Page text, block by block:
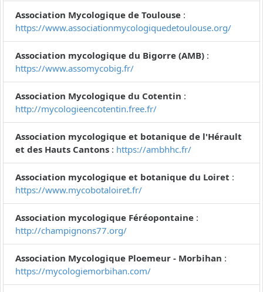
Association Mycologique de Toulouse :
https://www.associationmycologiquedetoulouse.org/
Association mycologique du Bigorre (AMB) :
https://www.assomycobig.fr/
Association Mycologique du Cotentin :
http://mycologieencotentin.free.fr/
Association mycologique et botanique de l'Hérault
et des Hauts Cantons : https://ambhhc.fr/
Association mycologique et botanique du Loiret :
https://www.mycobotaloiret.fr/
Association mycologique Féréopontaine :
http://champignons77.org/
Association Mycologique Ploemeur - Morbihan :
https://mycologiemorbihan.com/